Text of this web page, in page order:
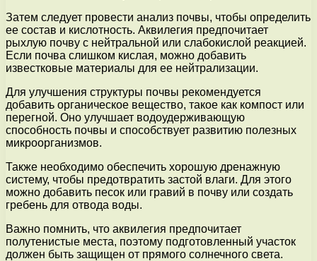
Затем следует провести анализ почвы, чтобы определить
ее состав и кислотность. Аквилегия предпочитает
рыхлую почву с нейтральной или слабокислой реакцией.
Если почва слишком кислая, можно добавить
известковые материалы для ее нейтрализации.
Для улучшения структуры почвы рекомендуется
добавить органическое вещество, такое как компост или
перегной. Оно улучшает водоудерживающую
способность почвы и способствует развитию полезных
микроорганизмов.
Также необходимо обеспечить хорошую дренажную
систему, чтобы предотвратить застой влаги. Для этого
можно добавить песок или гравий в почву или создать
гребень для отвода воды.
Важно помнить, что аквилегия предпочитает
полутенистые места, поэтому подготовленный участок
должен быть защищен от прямого солнечного света.